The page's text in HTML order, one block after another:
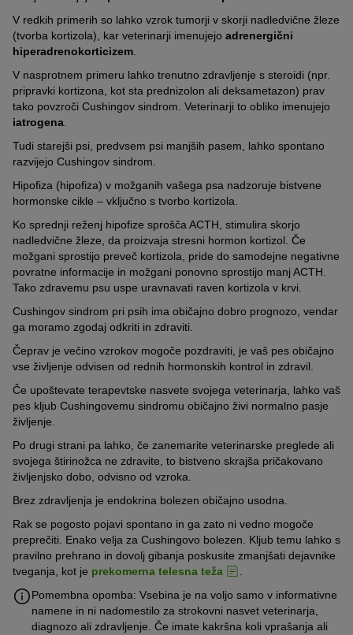
V redkih primerih so lahko vzrok tumorji v skorji nadledvične žleze
(tvorba kortizola), kar veterinarji imenujejo adrenergični
hiperadrenokorticizem.
V nasprotnem primeru lahko trenutno zdravljenje s steroidi (npr.
pripravki kortizona, kot sta prednizolon ali deksametazon) prav
tako povzroči Cushingov sindrom. Veterinarji to obliko imenujejo
iatrogena.
Tudi starejši psi, predvsem psi manjših pasem, lahko spontano
razvijejo Cushingov sindrom.
Hipofiza (hipofiza) v možganih vašega psa nadzoruje bistvene
hormonske cikle – vključno s tvorbo kortizola.
Ko sprednji reženj hipofize sprošča ACTH, stimulira skorjo
nadledvične žleze, da proizvaja stresni hormon kortizol. Če
možgani sprostijo preveč kortizola, pride do samodejne negativne
povratne informacije in možgani ponovno sprostijo manj ACTH.
Tako zdravemu psu uspe uravnavati raven kortizola v krvi.
Cushingov sindrom pri psih ima običajno dobro prognozo, vendar
ga moramo zgodaj odkriti in zdraviti.
Čeprav je večino vzrokov mogoče pozdraviti, je vaš pes običajno
vse življenje odvisen od rednih hormonskih kontrol in zdravil.
Če upoštevate terapevtske nasvete svojega veterinarja, lahko vaš
pes kljub Cushingovemu sindromu običajno živi normalno pasje
življenje.
Po drugi strani pa lahko, če zanemarite veterinarske preglede ali
svojega štirinožca ne zdravite, to bistveno skrajša pričakovano
življenjsko dobo, odvisno od vzroka.
Brez zdravljenja je endokrina bolezen običajno usodna.
Rak se pogosto pojavi spontano in ga zato ni vedno mogoče
preprečiti. Enako velja za Cushingovo bolezen. Kljub temu lahko s
pravilno prehrano in dovolj gibanja poskusite zmanjšati dejavnike
tveganja, kot je prekomerna telesna teža
.
Pomembna opomba: Vsebina je na voljo samo v informativne
namene in ni nadomestilo za strokovni nasvet veterinarja,
diagnozo ali zdravljenje. Če imate kakršna koli vprašanja ali